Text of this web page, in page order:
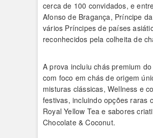
cerca de 100 convidados, e
Afonso de Bragança, Príncipe
vários Príncipes de países
reconhecidos pela colheita de
A prova incluiu chás premium
com foco em chás de origem
misturas clássicas, Wellness e
festivas, incluindo opções raras
Royal Yellow Tea e sabores
Chocolate & Coconut.